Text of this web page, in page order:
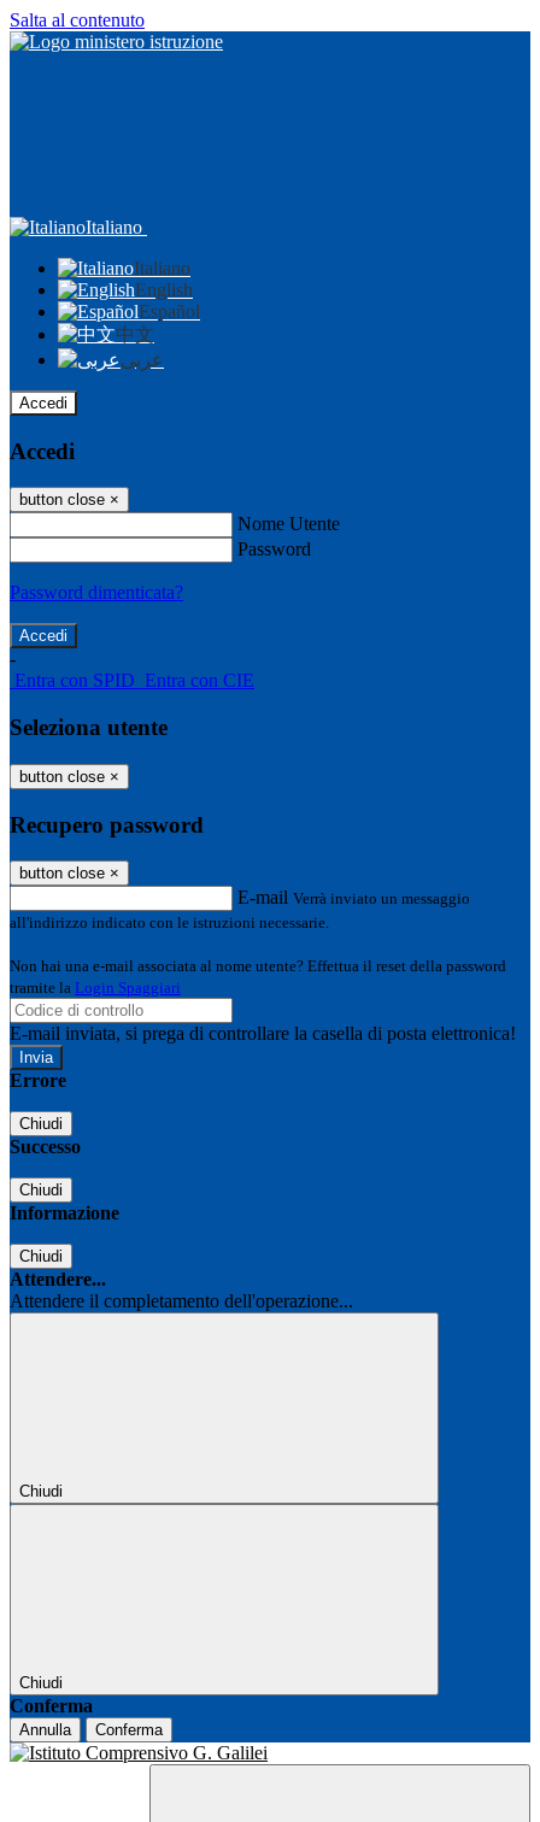
Salta al contenuto
Italiano
Italiano
English
Español
中文
عربى
Accedi
Accedi
button close ×
Nome Utente
Password
Password dimenticata?
-
Entra con SPID Entra con CIE
Seleziona utente
button close ×
Recupero password
button close ×
E-mail Verrà inviato un messaggio
all'indirizzo indicato con le istruzioni necessarie.
Non hai una e-mail associata al nome utente? Effettua il reset della password
tramite la Login Spaggiari
E-mail inviata, si prega di controllare la casella di posta elettronica!
Errore
Chiudi
Successo
Chiudi
Informazione
Chiudi
Attendere...
Attendere il completamento dell'operazione...
Chiudi
Chiudi
Conferma
Annulla Conferma